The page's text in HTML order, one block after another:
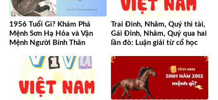
1956 Tuổi Gì? Khám Phá
Mệnh Sơn Hạ Hỏa và Vận
Mệnh Người Bính Thân
Trai Đinh, Nhâm, Quý thì tài,
Gái Đinh, Nhâm, Quý qua hai
lần đò: Luận giải từ cổ học